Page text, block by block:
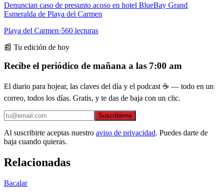
Denuncian caso de presunto acoso en hotel BlueBay Grand
Esmeralda de Playa del Carmen
Playa del Carmen·560 lecturas
📰 Tu edición de hoy
Recibe el periódico de mañana a las 7:00 am
El diario para hojear, las claves del día y el podcast ☕ — todo en un
correo, todos los días. Gratis, y te das de baja con un clic.
Suscribirme
Al suscribirte aceptas nuestro aviso de privacidad. Puedes darte de
baja cuando quieras.
Relacionadas
Bacalar